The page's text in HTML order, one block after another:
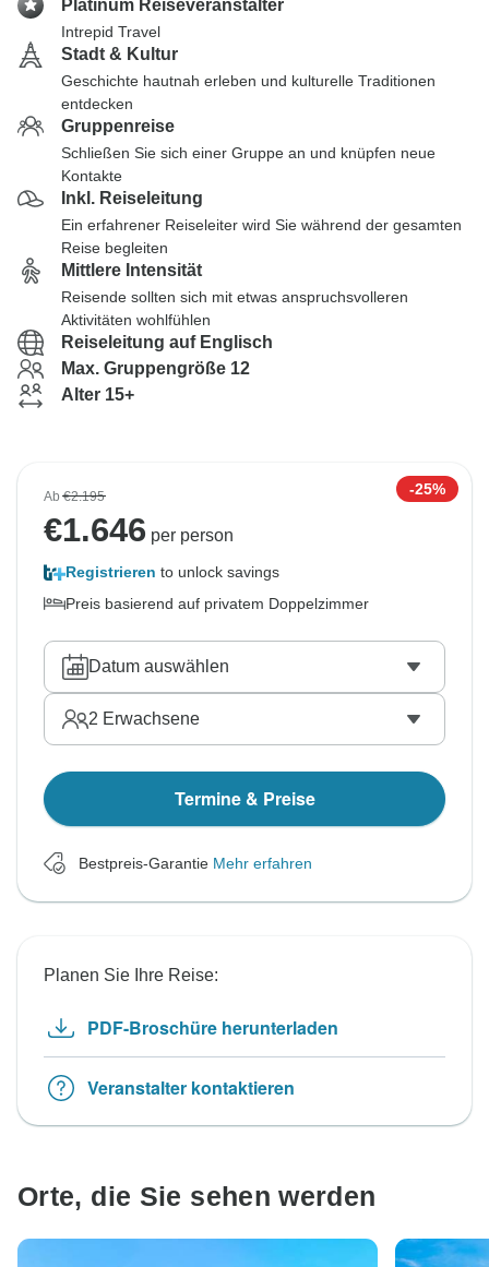
Platinum Reiseveranstalter
Intrepid Travel
Stadt & Kultur
Geschichte hautnah erleben und kulturelle Traditionen
entdecken
Gruppenreise
Schließen Sie sich einer Gruppe an und knüpfen neue
Kontakte
Inkl. Reiseleitung
Ein erfahrener Reiseleiter wird Sie während der gesamten
Reise begleiten
Mittlere Intensität
Reisende sollten sich mit etwas anspruchsvolleren
Aktivitäten wohlfühlen
Reiseleitung auf Englisch
Max. Gruppengröße 12
Alter 15+
Ab€2.195 -25%
€1.646 per person
Registrieren to unlock savings
Preis basierend auf privatem Doppelzimmer
Datum auswählen
2 Erwachsene
Termine & Preise
Bestpreis-Garantie Mehr erfahren
Planen Sie Ihre Reise:
PDF-Broschüre herunterladen
Veranstalter kontaktieren
Orte, die Sie sehen werden